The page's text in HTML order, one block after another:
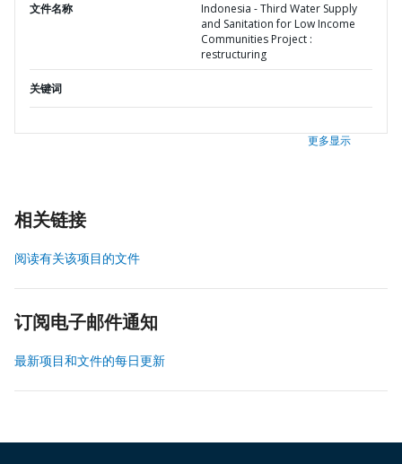
文件名称
Indonesia - Third Water Supply
and Sanitation for Low Income
Communities Project :
restructuring
关键词
更多显示
相关链接
阅读有关该项目的文件
订阅电子邮件通知
最新项目和文件的每日更新